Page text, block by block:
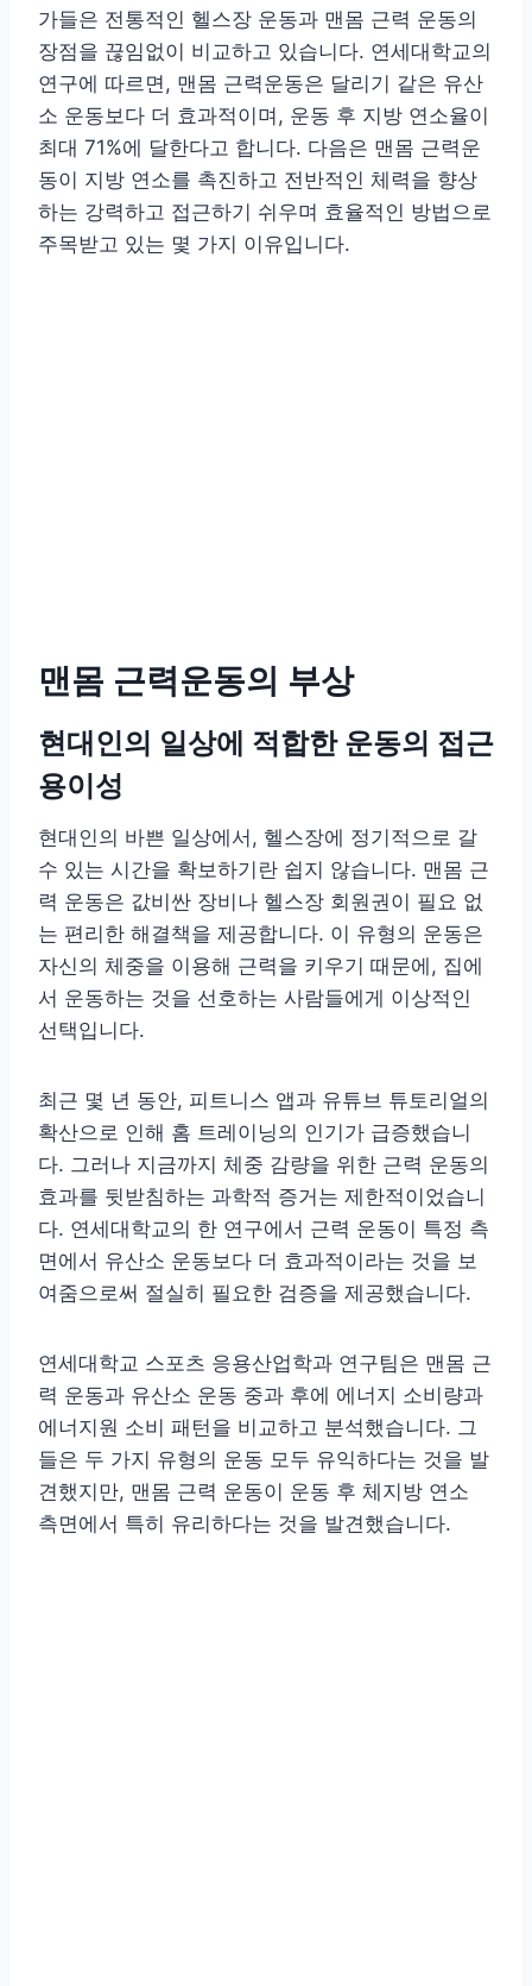
가들은 전통적인 헬스장 운동과 맨몸 근력 운동의
장점을 끊임없이 비교하고 있습니다. 연세대학교의
연구에 따르면, 맨몸 근력운동은 달리기 같은 유산
소 운동보다 더 효과적이며, 운동 후 지방 연소율이
최대 71%에 달한다고 합니다. 다음은 맨몸 근력운
동이 지방 연소를 촉진하고 전반적인 체력을 향상
하는 강력하고 접근하기 쉬우며 효율적인 방법으로
주목받고 있는 몇 가지 이유입니다.
맨몸 근력운동의 부상
현대인의 일상에 적합한 운동의 접근
용이성
현대인의 바쁜 일상에서, 헬스장에 정기적으로 갈
수 있는 시간을 확보하기란 쉽지 않습니다. 맨몸 근
력 운동은 값비싼 장비나 헬스장 회원권이 필요 없
는 편리한 해결책을 제공합니다. 이 유형의 운동은
자신의 체중을 이용해 근력을 키우기 때문에, 집에
서 운동하는 것을 선호하는 사람들에게 이상적인
선택입니다.
최근 몇 년 동안, 피트니스 앱과 유튜브 튜토리얼의
확산으로 인해 홈 트레이닝의 인기가 급증했습니
다. 그러나 지금까지 체중 감량을 위한 근력 운동의
효과를 뒷받침하는 과학적 증거는 제한적이었습니
다. 연세대학교의 한 연구에서 근력 운동이 특정 측
면에서 유산소 운동보다 더 효과적이라는 것을 보
여줌으로써 절실히 필요한 검증을 제공했습니다.
연세대학교 스포츠 응용산업학과 연구팀은 맨몸 근
력 운동과 유산소 운동 중과 후에 에너지 소비량과
에너지원 소비 패턴을 비교하고 분석했습니다. 그
들은 두 가지 유형의 운동 모두 유익하다는 것을 발
견했지만, 맨몸 근력 운동이 운동 후 체지방 연소
측면에서 특히 유리하다는 것을 발견했습니다.